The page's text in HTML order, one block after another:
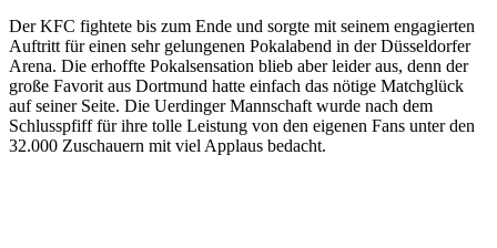
Der KFC fightete bis zum Ende und sorgte mit seinem engagierten
Auftritt für einen sehr gelungenen Pokalabend in der Düsseldorfer
Arena. Die erhoffte Pokalsensation blieb aber leider aus, denn der
große Favorit aus Dortmund hatte einfach das nötige Matchglück
auf seiner Seite. Die Uerdinger Mannschaft wurde nach dem
Schlusspfiff für ihre tolle Leistung von den eigenen Fans unter den
32.000 Zuschauern mit viel Applaus bedacht.